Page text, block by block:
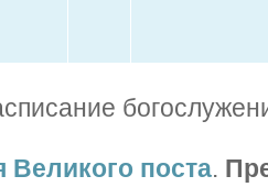
Великого поста.